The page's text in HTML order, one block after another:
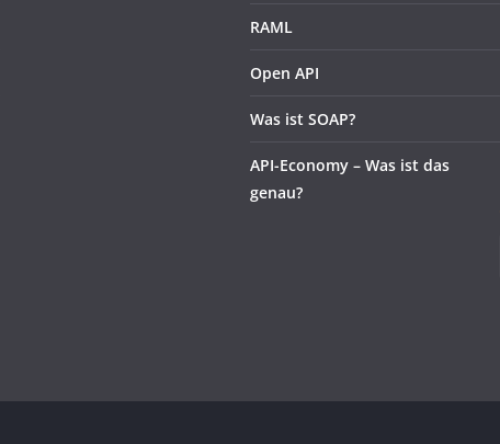
RAML
Open API
Was ist SOAP?
API-Economy – Was ist das
genau?